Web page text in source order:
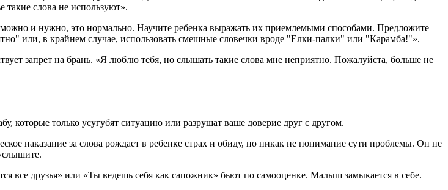
такие слова не используют».
и нужно, это нормально. Научите ребенка выражать их приемлемыми способами. Предложите
или, в крайнем случае, использовать смешные словечки вроде "Елки-палки" или "Карамба!"».
запрет на брань. «Я люблю тебя, но слышать такие слова мне неприятно. Пожалуйста, больше не
которые только усугубят ситуацию или разрушат ваше доверие друг с другом.
наказание за слова рождает в ребенке страх и обиду, но никак не понимание сути проблемы. Он не
все друзья» или «Ты ведешь себя как сапожник» бьют по самооценке. Малыш замыкается в себе.